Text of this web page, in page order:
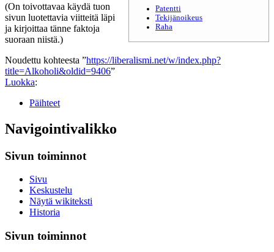
Patentti
Tekijänoikeus
Raha
(On toivottavaa käydä tuon
sivun luotettavia viitteitä läpi
ja kirjoittaa tänne faktoja
suoraan niistä.)
Noudettu kohteesta ”https://liberalismi.net/w/index.php?
title=Alkoholi&oldid=9406”
Luokka:
Päihteet
Navigointivalikko
Sivun toiminnot
Sivu
Keskustelu
Näytä wikiteksti
Historia
Sivun toiminnot